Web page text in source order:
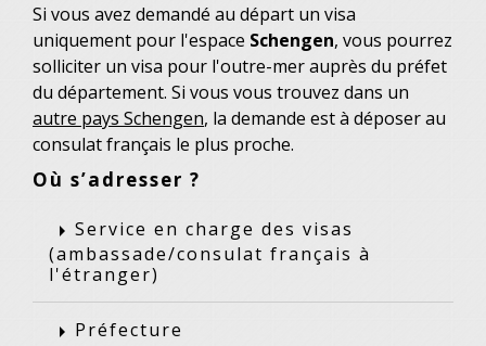
Si vous avez demandé au départ un visa
uniquement pour l'espace Schengen, vous pourrez
solliciter un visa pour l'outre-mer auprès du préfet
du département. Si vous vous trouvez dans un
autre pays Schengen, la demande est à déposer au
consulat français le plus proche.
Où s’adresser ?
arrow_right Service en charge des visas
(ambassade/consulat français à
l'étranger)
arrow_right Préfecture